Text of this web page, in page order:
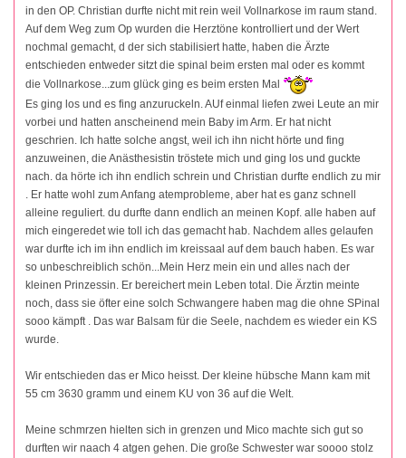
in den OP. Christian durfte nicht mit rein weil Vollnarkose im raum stand.
Auf dem Weg zum Op wurden die Herztöne kontrolliert und der Wert
nochmal gemacht, d der sich stabilisiert hatte, haben die Ärzte
entschieden entweder sitzt die spinal beim ersten mal oder es kommt
die Vollnarkose...zum glück ging es beim ersten Mal
Es ging los und es fing anzuruckeln. AUf einmal liefen zwei Leute an mir
vorbei und hatten anscheinend mein Baby im Arm. Er hat nicht
geschrien. Ich hatte solche angst, weil ich ihn nicht hörte und fing
anzuweinen, die Anästhesistin tröstete mich und ging los und guckte
nach. da hörte ich ihn endlich schrein und Christian durfte endlich zu mir
. Er hatte wohl zum Anfang atemprobleme, aber hat es ganz schnell
alleine reguliert. du durfte dann endlich an meinen Kopf. alle haben auf
mich eingeredet wie toll ich das gemacht hab. Nachdem alles gelaufen
war durfte ich im ihn endlich im kreissaal auf dem bauch haben. Es war
so unbeschreiblich schön...Mein Herz mein ein und alles nach der
kleinen Prinzessin. Er bereichert mein Leben total. Die Ärztin meinte
noch, dass sie öfter eine solch Schwangere haben mag die ohne SPinal
sooo kämpft . Das war Balsam für die Seele, nachdem es wieder ein KS
wurde.
Wir entschieden das er Mico heisst. Der kleine hübsche Mann kam mit
55 cm 3630 gramm und einem KU von 36 auf die Welt.
Meine schmrzen hielten sich in grenzen und Mico machte sich gut so
durften wir naach 4 atgen gehen. Die große Schwester war soooo stolz